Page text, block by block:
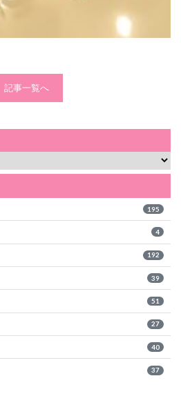
記事一覧へ
195
4
192
39
51
27
40
37